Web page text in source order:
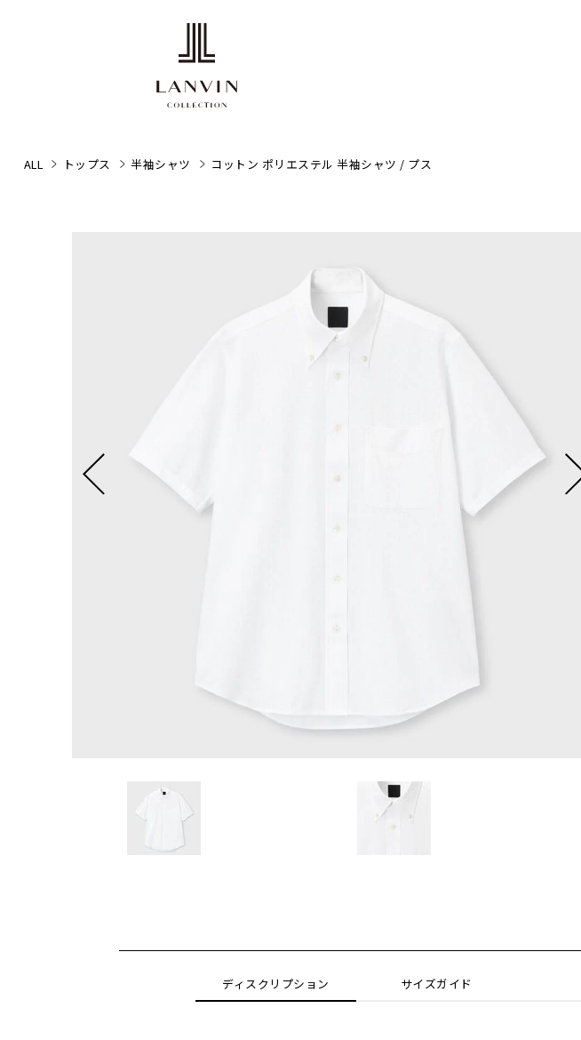
ALL トップス 半袖シャツ コットン ポリエステル 半袖シャツ / プス
ディスクリプション サイズガイド